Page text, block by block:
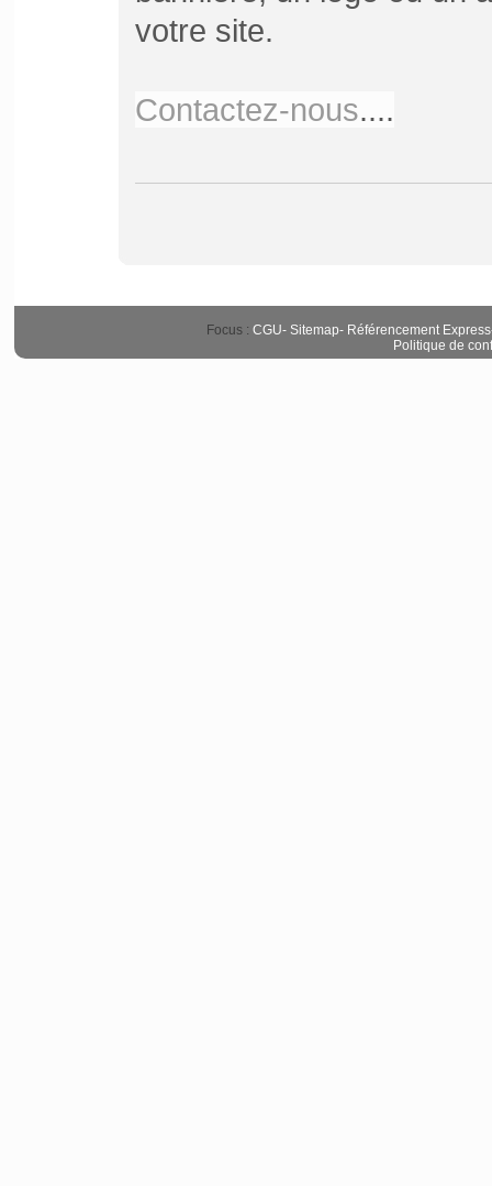
votre site.
Contactez-nous....
Focus : CGU- Sitemap- Référencement Express
Politique de